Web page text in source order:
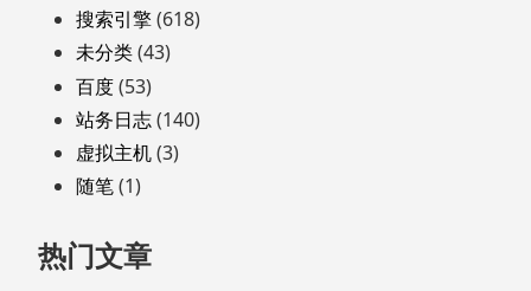
搜索引擎(618)
未分类(43)
百度(53)
站务日志(140)
虚拟主机(3)
随笔(1)
热门文章